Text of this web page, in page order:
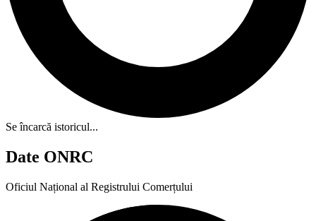
Se încarcă istoricul...
Date ONRC
Oficiul Național al Registrului Comerțului